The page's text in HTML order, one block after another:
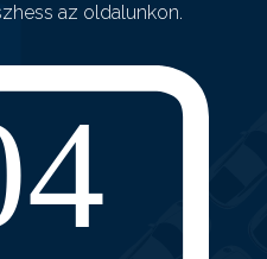
az oldalunkon.